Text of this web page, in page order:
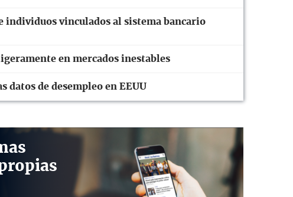
individuos vinculados al sistema bancario
en mercados inestables
datos de desempleo en EEUU